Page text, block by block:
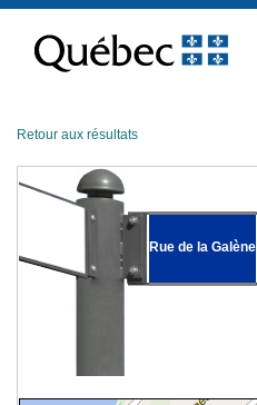
contenu
Retour aux résultats
Rue de la Galène